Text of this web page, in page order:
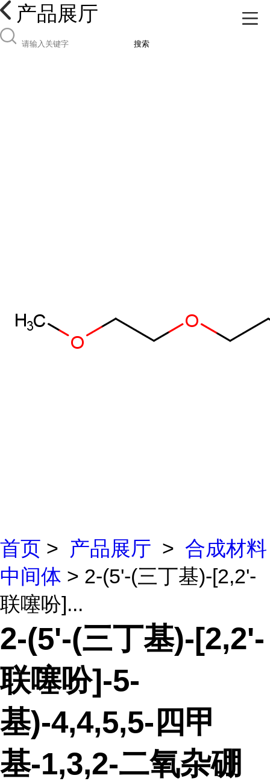
产品展厅
搜索
首页 > 产品展厅 > 合成材料
中间体 > 2-(5'-(三丁基)-[2,2'-
联噻吩]...
2-(5'-(三丁基)-[2,2'-
联噻吩]-5-
基)-4,4,5,5-四甲
基-1,3,2-二氧杂硼